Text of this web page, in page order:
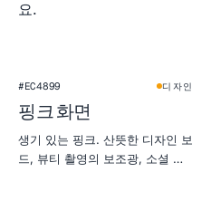
요.
#EC4899 디자인
핑크 화면
생기 있는 핑크. 산뜻한 디자인 보
드, 뷰티 촬영의 보조광, 소셜 미